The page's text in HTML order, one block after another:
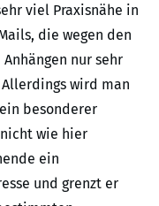
viel Praxisnähe in
die wegen den
nur sehr
wird man
besonderer
wie hier
ein
und grenzt er